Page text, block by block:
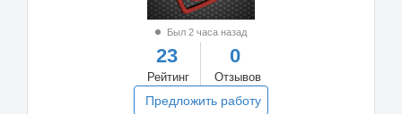
Был 2 часа назад
23
Рейтинг
0
Отзывов
Предложить работу